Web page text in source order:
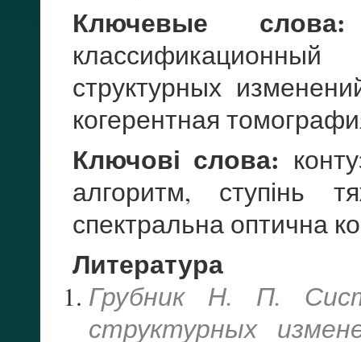
Ключевые слова:
структурных
когерентная
Ключові слова:
алгоритм, ступінь
спектральна оптична
Литература
Грубник Н. П.
структурных